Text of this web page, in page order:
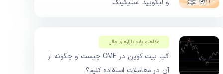
و لیکویید استیکینگ
مفاهیم پایه بازار‌های مالی
گپ بیت کوین در CME چیست و چگونه از
آن در معاملات استفاده کنیم؟